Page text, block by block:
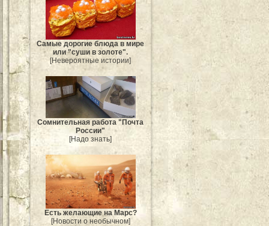
Самые дорогие блюда в мире
или "суши в золоте".
[Невероятные истории]
Сомнительная работа "Почта
России"
[Надо знать]
Есть желающие на Марс?
[Новости о необычном]